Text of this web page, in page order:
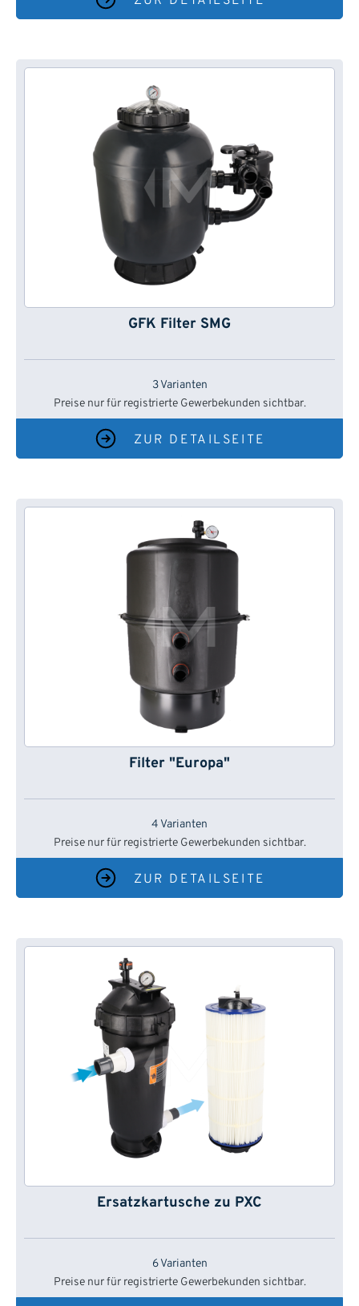
GFK Filter SMG
3 Varianten
Preise nur für registrierte Gewerbekunden sichtbar.
ZUR DETAILSEITE
Filter "Europa"
4 Varianten
Preise nur für registrierte Gewerbekunden sichtbar.
ZUR DETAILSEITE
Ersatzkartusche zu PXC
6 Varianten
Preise nur für registrierte Gewerbekunden sichtbar.